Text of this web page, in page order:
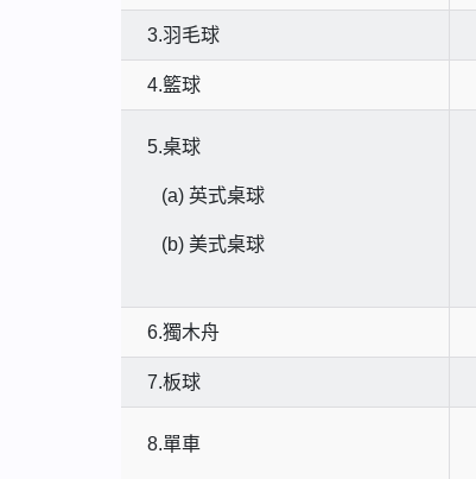
3.羽毛球
4.籃球
5.桌球
(a) 英式桌球
(b) 美式桌球
6.獨木舟
7.板球
8.單車